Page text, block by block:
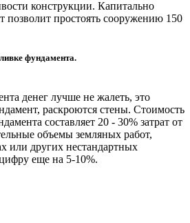
конструкции. Капитально
позволит простоять сооружению 150
фундамента.
денег лучше не жалеть, это
раскроются стены. Стоимость
составляет 20 - 30% затрат от
объемы земляных работ,
или других нестандартных
еще на 5-10%.